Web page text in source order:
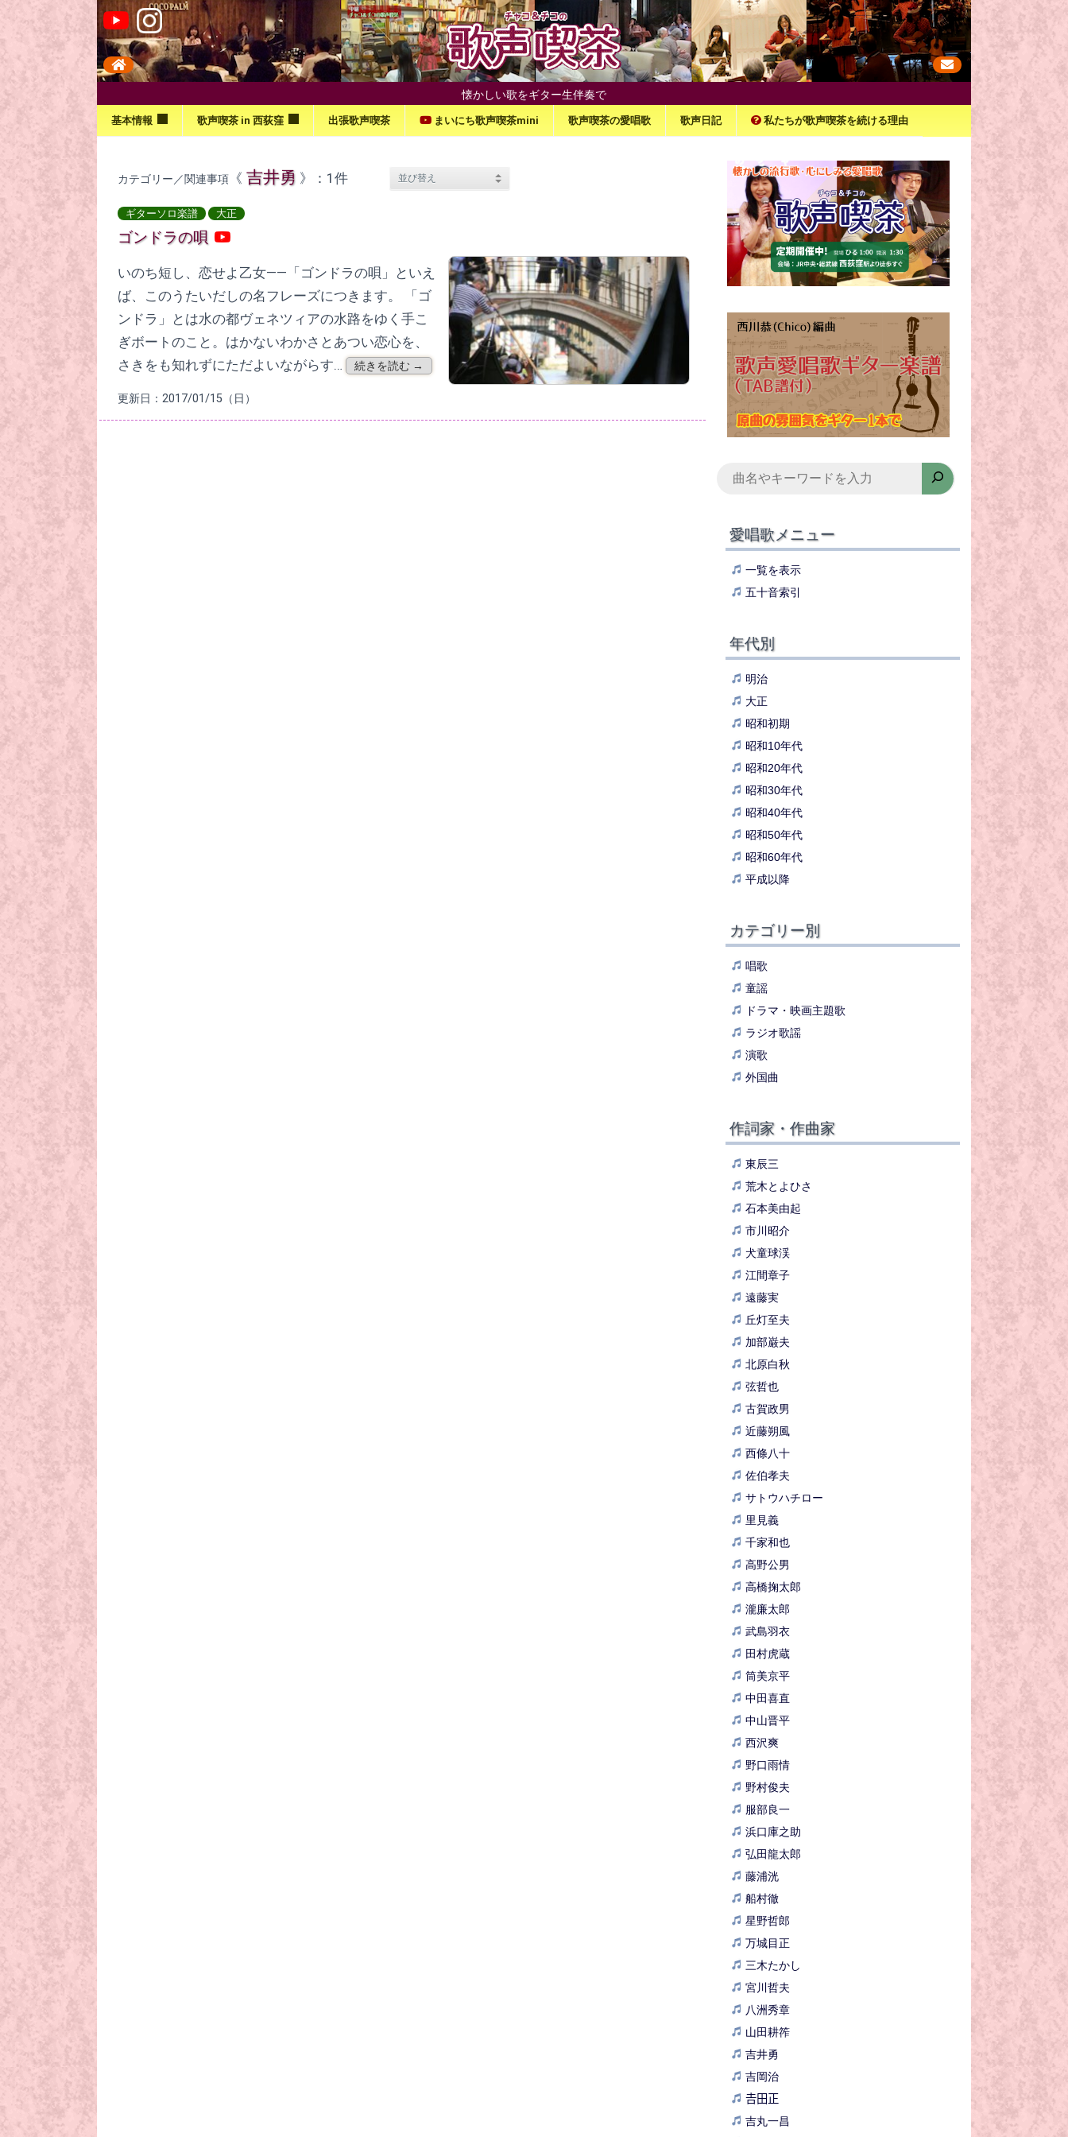
懐かしい歌をギター生伴奏で
基本情報 歌声喫茶 in 西荻窪 出張歌声喫茶 まいにち歌声喫茶mini 歌声喫茶の愛唱歌 歌声日記 私たちが歌声喫茶を続ける理由
カテゴリー／関連事項《 吉井勇 》：1件
ギターソロ楽譜 大正
ゴンドラの唄
いのち短し、恋せよ乙女——「ゴンドラの唄」といえ
ば、このうたいだしの名フレーズにつきます。 「ゴ
ンドラ」とは水の都ヴェネツィアの水路をゆく手こ
ぎボートのこと。はかないわかさとあつい恋心を、
さきをも知れずにただよいながらす…
続きを読む →
更新日：2017/01/15（日）
愛唱歌メニュー
一覧を表示
五十音索引
年代別
明治
大正
昭和初期
昭和10年代
昭和20年代
昭和30年代
昭和40年代
昭和50年代
昭和60年代
平成以降
カテゴリー別
唱歌
童謡
ドラマ・映画主題歌
ラジオ歌謡
演歌
外国曲
作詞家・作曲家
東辰三
荒木とよひさ
石本美由起
市川昭介
犬童球渓
江間章子
遠藤実
丘灯至夫
加部巌夫
北原白秋
弦哲也
古賀政男
近藤朔風
西條八十
佐伯孝夫
サトウハチロー
里見義
千家和也
高野公男
高橋掬太郎
瀧廉太郎
武島羽衣
田村虎蔵
筒美京平
中田喜直
中山晋平
西沢爽
野口雨情
野村俊夫
服部良一
浜口庫之助
弘田龍太郎
藤浦洸
船村徹
星野哲郎
万城目正
三木たかし
宮川哲夫
八洲秀章
山田耕筰
吉井勇
吉岡治
𠮷田正
吉丸一昌